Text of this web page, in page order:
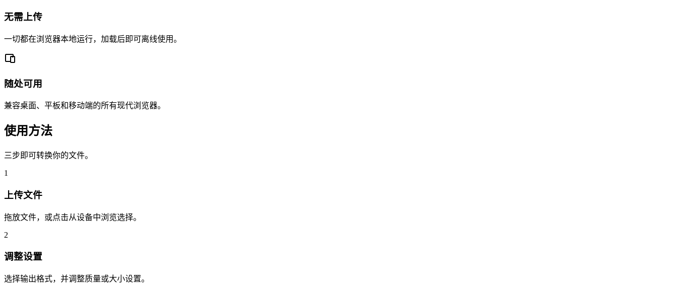
无需上传
一切都在浏览器本地运行，加载后即可离线使用。
随处可用
兼容桌面、平板和移动端的所有现代浏览器。
使用方法
三步即可转换你的文件。
1
上传文件
拖放文件，或点击从设备中浏览选择。
2
调整设置
选择输出格式，并调整质量或大小设置。